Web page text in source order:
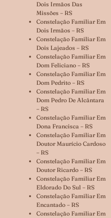
Dois Irmãos Das
Missões – RS
Constelação Familiar Em
Dois Irmãos – RS
Constelação Familiar Em
Dois Lajeados – RS
Constelação Familiar Em
Dom Feliciano – RS
Constelação Familiar Em
Dom Pedrito – RS
Constelação Familiar Em
Dom Pedro De Alcântara
– RS
Constelação Familiar Em
Dona Francisca – RS
Constelação Familiar Em
Doutor Maurício Cardoso
– RS
Constelação Familiar Em
Doutor Ricardo – RS
Constelação Familiar Em
Eldorado Do Sul – RS
Constelação Familiar Em
Encantado – RS
Constelação Familiar Em